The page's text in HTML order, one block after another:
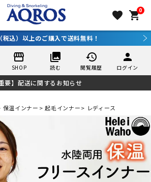
favorite 0
shopping_cart
込）以上のご購入で送料無料！
storefront
SHOP
collections
読む
history
閲覧履歴
person
ログイン
重要】配送に関するお知らせ
保温インナー 起毛インナー レディース